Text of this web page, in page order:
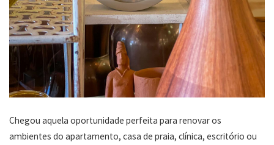
Chegou aquela oportunidade perfeita para renovar os
ambientes do apartamento, casa de praia, clínica, escritório ou